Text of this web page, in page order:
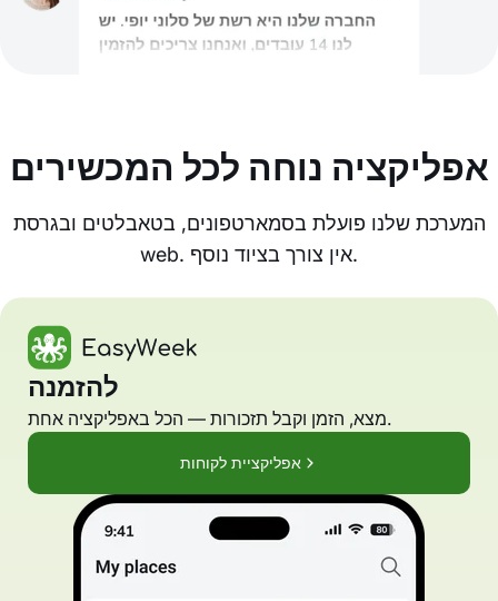
אפליקציה נוחה לכל המכשירים
המערכת שלנו פועלת בסמארטפונים, בטאבלטים ובגרסת
web. אין צורך בציוד נוסף.
להזמנה
מצא, הזמן וקבל תזכורות — הכל באפליקציה אחת.
אפליקציית לקוחות